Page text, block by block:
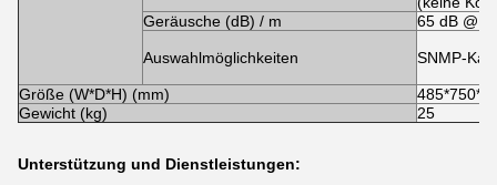
Geräusche (dB) / m
65 dB @
Auswahlmöglichkeiten SNMP-
Größe (W*D*H) (mm)
Gewicht (kg)
25
Unterstützung und Dienstleistungen: